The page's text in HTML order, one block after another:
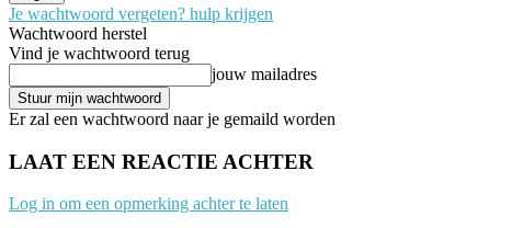
Je wachtwoord vergeten? hulp krijgen
Wachtwoord herstel
Vind je wachtwoord terug
jouw mailadres
Er zal een wachtwoord naar je gemaild worden
LAAT EEN REACTIE ACHTER
Log in om een opmerking achter te laten